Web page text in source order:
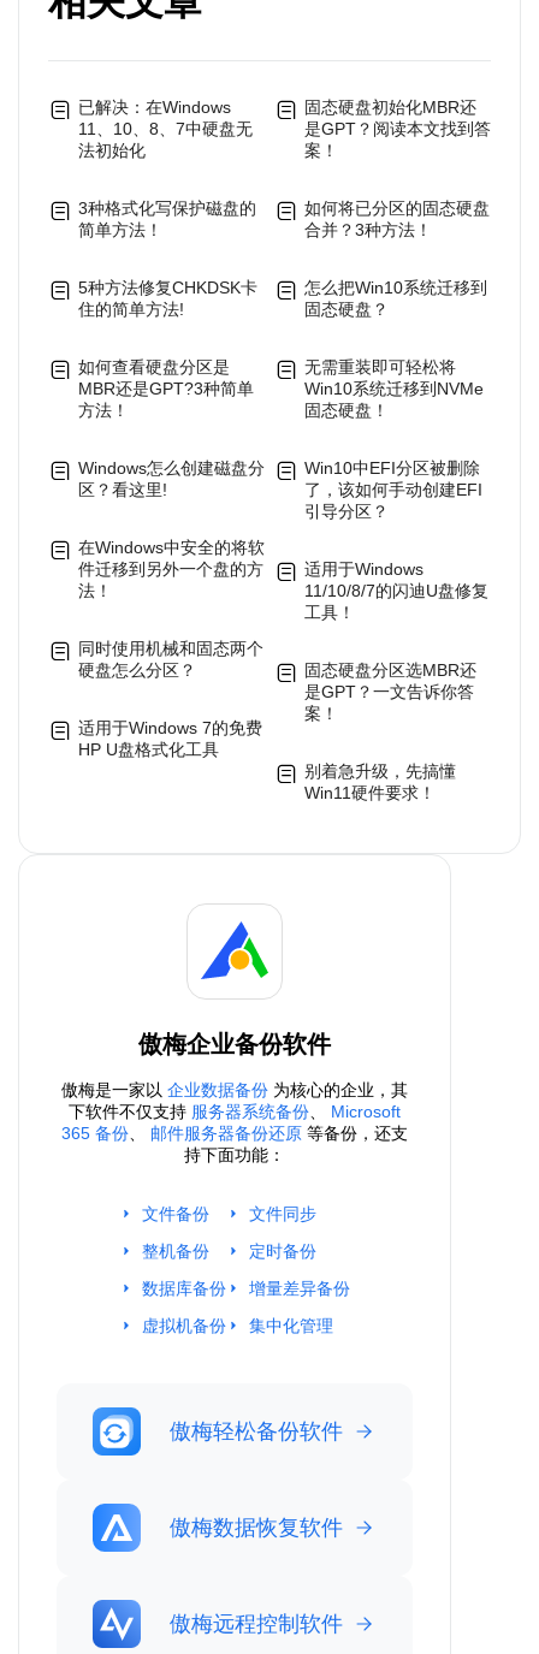
已解决：在Windows
11、10、8、7中硬盘无
法初始化
3种格式化写保护磁盘的
简单方法！
5种方法修复CHKDSK卡
住的简单方法!
如何查看硬盘分区是
MBR还是GPT?3种简单
方法！
Windows怎么创建磁盘分
区？看这里!
在Windows中安全的将软
件迁移到另外一个盘的方
法！
同时使用机械和固态两个
硬盘怎么分区？
适用于Windows 7的免费
HP U盘格式化工具
固态硬盘初始化MBR还
是GPT？阅读本文找到答
案！
如何将已分区的固态硬盘
合并？3种方法！
怎么把Win10系统迁移到
固态硬盘？
无需重装即可轻松将
Win10系统迁移到NVMe
固态硬盘！
Win10中EFI分区被删除
了，该如何手动创建EFI
引导分区？
适用于Windows
11/10/8/7的闪迪U盘修复
工具！
固态硬盘分区选MBR还
是GPT？一文告诉你答
案！
别着急升级，先搞懂
Win11硬件要求！
傲梅企业备份软件
傲梅是一家以 企业数据备份 为核心的企业，其
下软件不仅支持 服务器系统备份
Microsoft
365 备份
邮件服务器备份还原 等备份，还支
持下面功能：
文件备份
整机备份
数据库备份
虚拟机备份
文件同步
定时备份
增量差异备份
集中化管理
傲梅轻松备份软件
傲梅数据恢复软件
傲梅远程控制软件